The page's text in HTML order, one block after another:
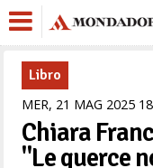
Libro
MER, 21 MAG 2025 18
Chiara
"Le querce